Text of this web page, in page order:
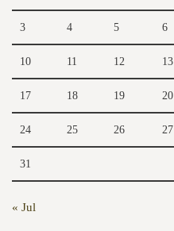
3 4 5 6
10 11 12 13
17 18 19 20
24 25 26 27
31
« Jul